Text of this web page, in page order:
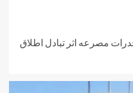
مصرعه اثر تبادل اطلاق